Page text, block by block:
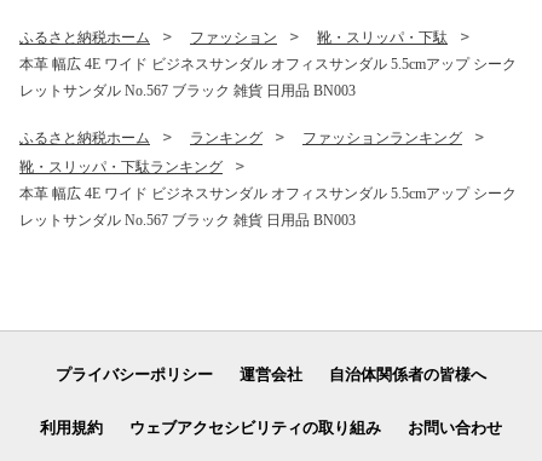
ふるさと納税ホーム ファッション
靴・スリッパ・下駄
本革 幅広 4E ワイド ビジネスサンダル オフィスサンダル 5.5cmアップ シーク
レットサンダル No.567 ブラック 雑貨 日用品 BN003
ふるさと納税ホーム ランキング
ファッションランキング
靴・スリッパ・下駄ランキング
本革 幅広 4E ワイド ビジネスサンダル オフィスサンダル 5.5cmアップ シーク
レットサンダル No.567 ブラック 雑貨 日用品 BN003
プライバシーポリシー 運営会社 自治体関係者の皆様へ
利用規約 ウェブアクセシビリティの取り組み お問い合わせ